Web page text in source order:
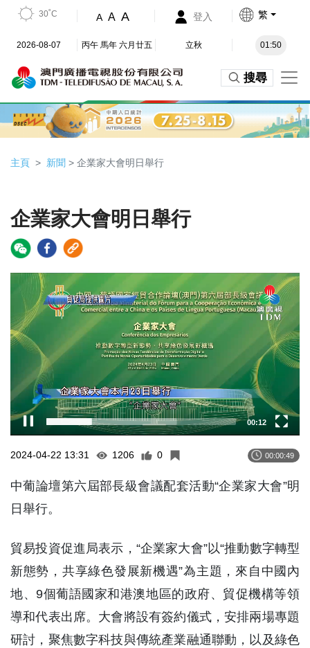
30˚C A A A 登入 繁
2026-08-07 丙午 馬年 六月廿五 立秋 01:50
搜尋
主頁 新聞 > 企業家大會明日舉行
企業家大會明日舉行
Video
Player
00:12
2024-04-22 13:31 1206 0 00:00:49
中葡論壇第六屆部長級會議配套活動“企業家大會”明
日舉行。
貿易投資促進局表示，“企業家大會”以“推動數字轉型
新態勢，共享綠色發展新機遇”為主題，來自中國內
地、9個葡語國家和港澳地區的政府、貿促機構等領
導和代表出席。大會將設有簽約儀式，安排兩場專題
研討，聚焦數字科技與傳統產業融通聯動，以及綠色